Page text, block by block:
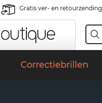
Gratis ver- en retourzending
Correctiebrillen